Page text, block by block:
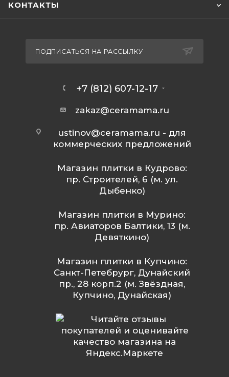
КОНТАКТЫ
ПОДПИСАТЬСЯ НА РАССЫЛКУ
+7 (812) 607-12-17
zakaz@ceramama.ru
ustinov@ceramama.ru - для
коммерческих предложений
Магазин плитки в Кудрово:
пр. Строителей, 6 (м. ул.
Дыбенко)
Магазин плитки в Мурино:
пр. Авиаторов Балтики, 13 (м.
Девяткино)
Магазин плитки в Купчино:
Санкт-Петебрург, Дунайский
пр., 28 корп.2 (м. Звёздная,
Купчино, Дунайская)